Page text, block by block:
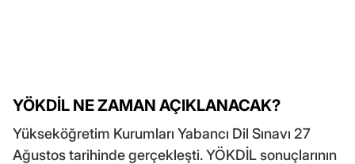
YÖKDİL NE ZAMAN AÇIKLANACAK?
Yükseköğretim Kurumları Yabancı Dil Sınavı 27
Ağustos tarihinde gerçekleşti. YÖKDİL sonuçlarının